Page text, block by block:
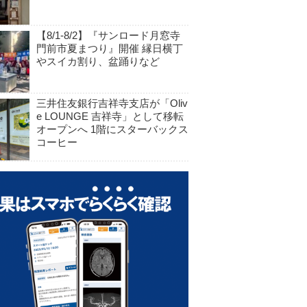
【8/1-8/2】『サンロード月窓寺
門前市夏まつり』開催 縁日横丁
やスイカ割り、盆踊りなど
三井住友銀行吉祥寺支店が「Oliv
e LOUNGE 吉祥寺」として移転
オープンへ 1階にスターバックス
コーヒー